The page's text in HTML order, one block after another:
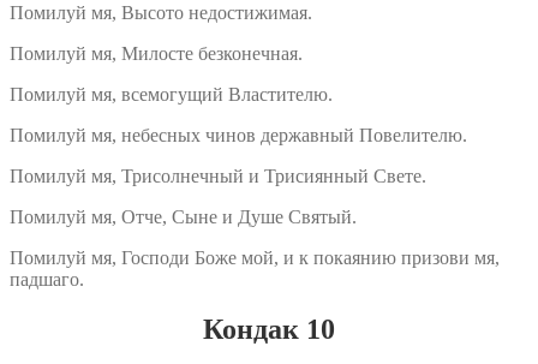
Помилуй мя, Высото недостижимая.
Помилуй мя, Милосте безконечная.
Помилуй мя, всемогущий Властителю.
Помилуй мя, небесных чинов державный Повелителю.
Помилуй мя, Трисолнечный и Трисиянный Свете.
Помилуй мя, Отче, Сыне и Душе Святый.
Помилуй мя, Господи Боже мой, и к покаянию призови мя,
падшаго.
Кондак 10